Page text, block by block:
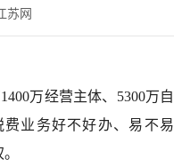
苏网
万经营主体、5300万自
业务好不好办、易不易